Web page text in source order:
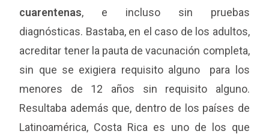
cuarentenas, e incluso sin pruebas
diagnósticas. Bastaba, en el caso de los adultos,
acreditar tener la pauta de vacunación completa,
sin que se exigiera requisito alguno para los
menores de 12 años sin requisito alguno.
Resultaba además que, dentro de los países de
Latinoamérica, Costa Rica es uno de los que